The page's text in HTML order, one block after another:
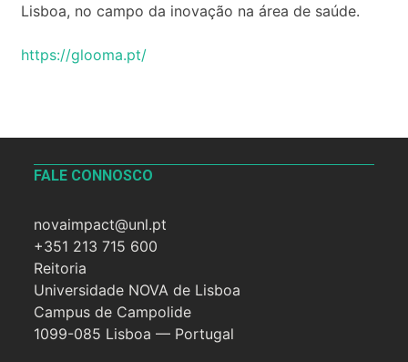
Lisboa, no campo da inovação na área de saúde.
https://glooma.pt/
FALE CONNOSCO
novaimpact@unl.pt
+351 213 715 600
Reitoria
Universidade NOVA de Lisboa
Campus de Campolide
1099-085 Lisboa — Portugal